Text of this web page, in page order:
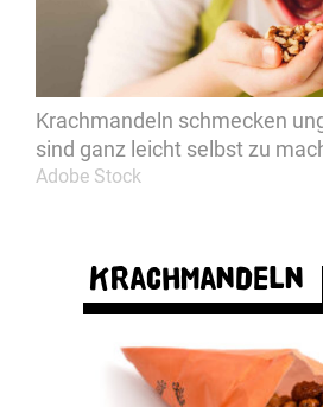
Krachmandeln schmecken
sind ganz leicht selbst zu
Adobe Stock
Krachmandeln